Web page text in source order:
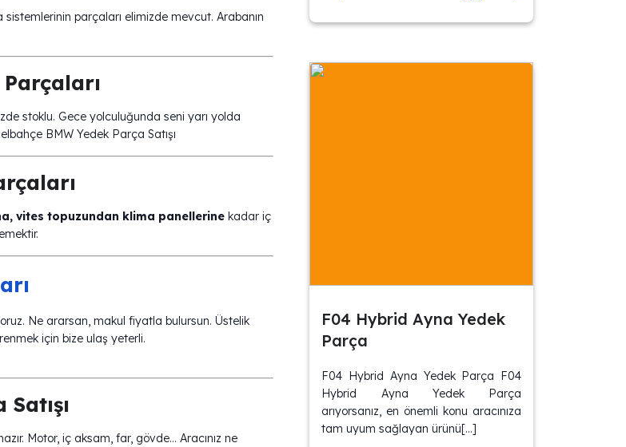
sistemlerinin parçaları elimizde mevcut. Arabanın
stoklu. Gece yolculuğunda seni yarı yolda
vites topuzundan klima panellerine kadar iç
Ne ararsan, makul fiyatla bulursun. Üstelik
için bize ulaş yeterli.
Motor, iç aksam, far, gövde… Aracınız ne
F04 Hybrid Ayna Yedek
Parça
F04 Hybrid Ayna Yedek Parça F04
Hybrid Ayna Yedek Parça
arıyorsanız, en önemli konu aracınıza
tam uyum sağlayan ürünü[…]